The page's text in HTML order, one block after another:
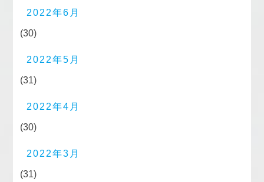
2022年6月
(30)
2022年5月
(31)
2022年4月
(30)
2022年3月
(31)